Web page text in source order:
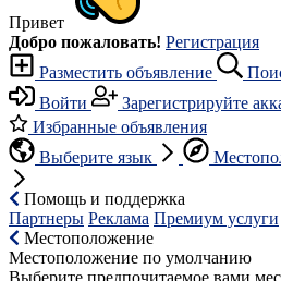
Привет
Добро пожаловать! Регистрация
Разместить объявление
Войти
Зарегистрируйте
Избранные объявления
Выберите язык
Помощь и поддержка
Партнеры Реклама Премиум услуги
Местоположение
Местоположение по умолчанию